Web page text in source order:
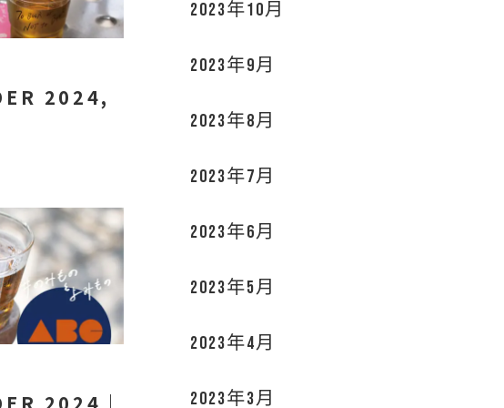
2024,
2023年10月
2023年9月
2023年8月
2023年7月
2023年6月
2023年5月
2023年4月
2023年3月